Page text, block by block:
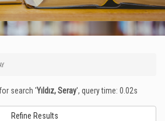
search 'Yıldız, Seray', query time: 0.02s
Refine Results